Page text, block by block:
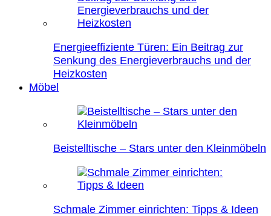
Energieeffiziente Türen: Ein Beitrag zur
Senkung des Energieverbrauchs und der
Heizkosten
Möbel
Beistelltische – Stars unter den Kleinmöbeln
Schmale Zimmer einrichten: Tipps & Ideen